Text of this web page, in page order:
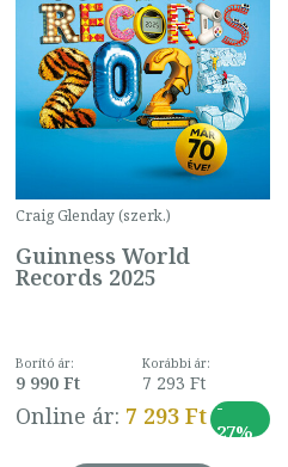
Craig Glenday (szerk.)
Guinness World
Records 2025
Borító ár:
9 990 Ft
Korábbi ár:
7 293 Ft
Online ár: 7 293 Ft -
27%